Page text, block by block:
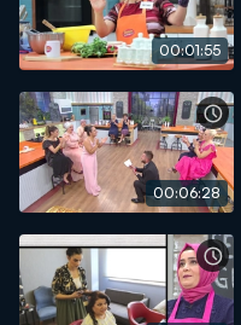
00:01:55
00:06:28